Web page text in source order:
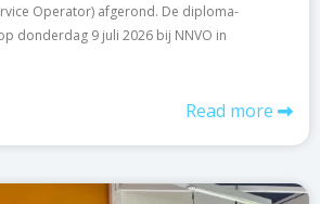
Operator) afgerond. De diploma-
donderdag 9 juli 2026 bij NNVO in
Read more